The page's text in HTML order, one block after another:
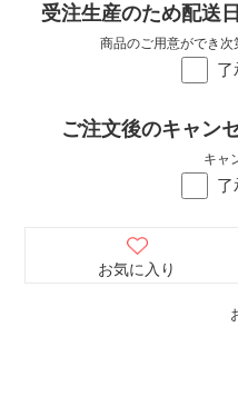
受注生産のため配送
了
商品のご用意ができ次
ご注文後のキャン
了
キャ
お気に入り